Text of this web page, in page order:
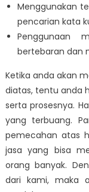
Menggunakan
pencarian kata
Penggunaan
bertebaran dan
Ketika anda akan
diatas, tentu anda
serta prosesnya.
yang terbuang.
pemecahan atas
jasa yang bisa
orang banyak.
dari kami, maka